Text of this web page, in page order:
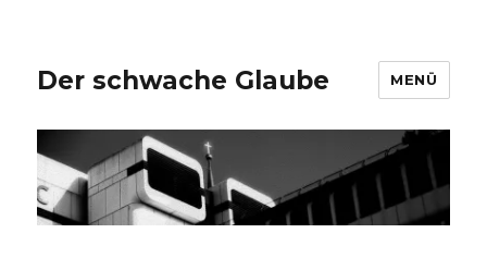
Der schwache Glaube MENÜ